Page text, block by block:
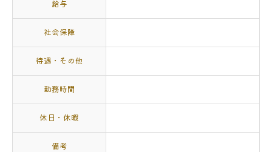
給与
社会保障
待遇・その他
勤務時間
休日・休暇
備考